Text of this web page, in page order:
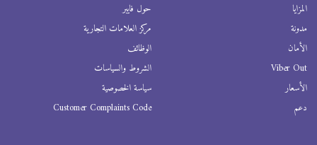
المزايا
مدونة
الأمان
Viber Out
الأسعار
دعم
حول فايبر
مركز العلامات التجارية
الوظائف
الشروط والسياسات
سياسة الخصوصية
Customer Complaints Code